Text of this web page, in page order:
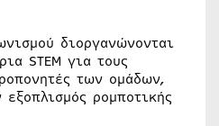
διοργανώνονται
STEM για τους
των ομάδων,
ρομποτικής